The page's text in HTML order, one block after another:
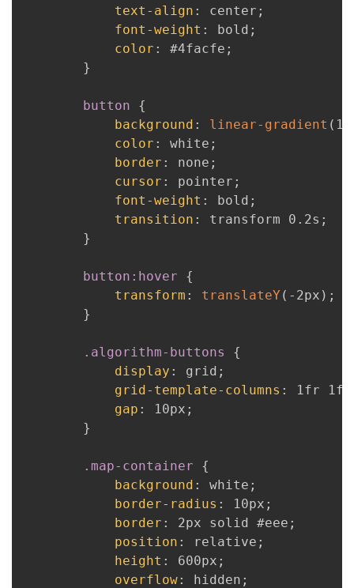
text-align : center ;
font-weight : bold ;
color : #4facfe ;
}
button
{
background : linear-gradient (
color : white ;
border : none ;
cursor : pointer ;
font-weight : bold ;
transition : transform 0.2s ;
}
button:hover
{
transform : translateY ( -2px ) ;
}
.algorithm-buttons
{
display : grid ;
grid-template-columns : 1fr 1fr
gap : 10px ;
}
.map-container
{
background : white ;
border-radius : 10px ;
border : 2px solid #eee ;
position : relative ;
height : 600px ;
overflow: hidden ;